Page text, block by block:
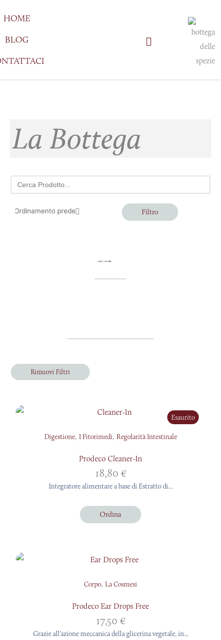
al
contenuto
HOME
BLOG
La Bottega
Search
for:
Filtro
Rimuovi Filtri
Esaurito
Digestione, I Fitorimedi, Regolarità Intestinale
Prodeco Cleaner-In
18,80 €
Integratore alimentare a base di Estratto di...
Ordina
Corpo, La Cosmesi
Prodeco Ear Drops Free
17,50 €
Grazie all’azione meccanica della glicerina vegetale, in...